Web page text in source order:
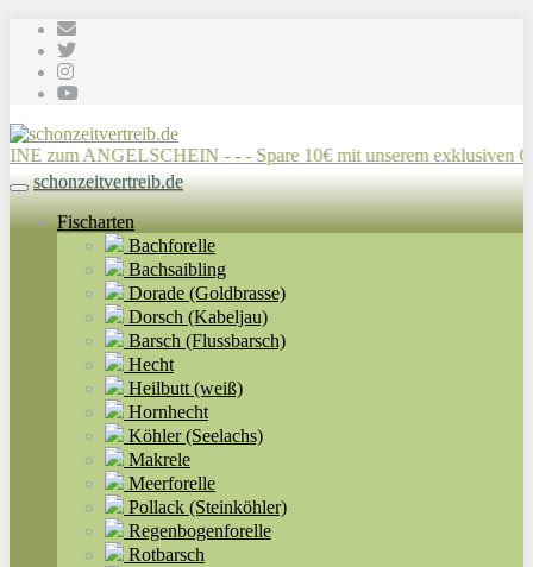
Skip to main content
zum ANGELSCHEIN - - - Spare 10€ mit unserem exklusiven
Toggle navigation
schonzeitvertreib.de
Fischarten
Bachforelle
Bachsaibling
Dorade (Goldbrasse)
Dorsch (Kabeljau)
Barsch (Flussbarsch)
Hecht
Heilbutt (weiß)
Hornhecht
Köhler (Seelachs)
Makrele
Meerforelle
Pollack (Steinköhler)
Regenbogenforelle
Rotbarsch